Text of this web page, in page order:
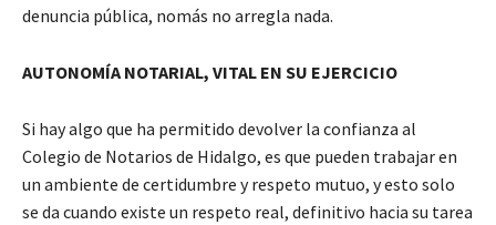
denuncia pública, nomás no arregla nada.
AUTONOMÍA NOTARIAL, VITAL EN SU EJERCICIO
Si hay algo que ha permitido devolver la confianza al
Colegio de Notarios de Hidalgo, es que pueden trabajar en
un ambiente de certidumbre y respeto mutuo, y esto solo
se da cuando existe un respeto real, definitivo hacia su tarea